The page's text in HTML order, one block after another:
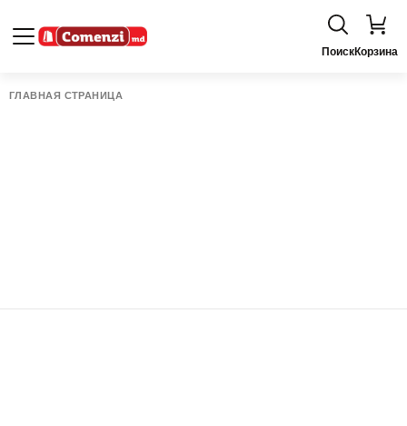
ПоискКорзина
ГЛАВНАЯ СТРАНИЦА